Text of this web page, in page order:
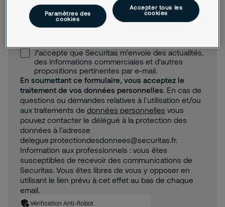
J'accepte que Securitas m'envoie des actualités,
des informations commerciales et d'autres
propositions pertinentes par e-mail.
En soumettant ce formulaire, vous acceptez le
traitement de vos données personnelles. En cas de
questions ou demandes relatives à l’utilisation et/ou
aux traitements de données personnelles vous
pouvez contacter le délégué à la protection des
données à l’adresse
delegue.protectiondesdonnees@securitas.fr.
Information aux professionnels : vous êtes
susceptibles de recevoir des communications de
Securitas. Vous êtes libres de vous y opposer en
utilisant le lien prévu à cet effet au bas de chaque
email.
Vérification Anti-Robot
Paramètres des
cookies
Accepter tous les
cookies